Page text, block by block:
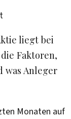
liegt bei
Faktoren,
was Anleger
Monaten auf